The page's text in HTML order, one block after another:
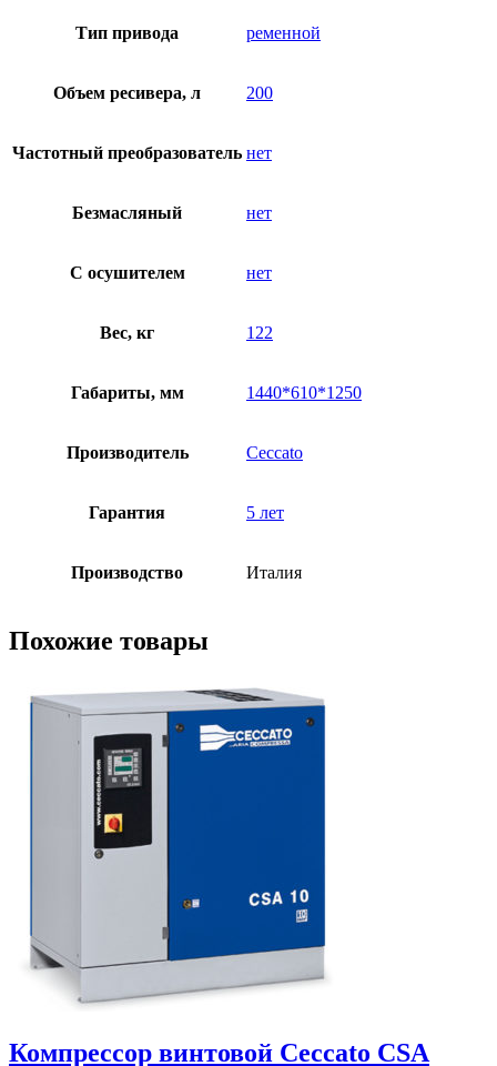
Тип привода ременной
Объем ресивера, л 200
Частотный преобразователь нет
Безмасляный нет
C осушителем нет
Вес, кг 122
Габариты, мм 1440*610*1250
Производитель Ceccato
Гарантия 5 лет
Производство Италия
Похожие товары
Компрессор винтовой Ceccato CSА